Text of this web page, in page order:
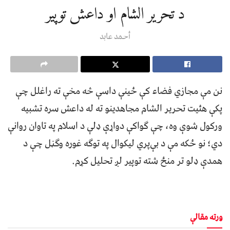
د تحرير الشام او داعش توپیر
أحمد عابد
نن مې مجازي فضاء کې ځينې داسې څه مخې ته راغلل چې
پکې هئيت تحرير الشام مجاهدينو ته له داعش سره تشبيه
ورکول شوې وه، چې ګواکې دواړې ډلې د اسلام په تاوان روانې
دي؛ نو ځکه مې د بې‌‌پري ليکوال په توګه غوره وګڼل چې د
همدې ډلو تر منځ شته توپير لږ تحليل کړم.
ورته مقالې